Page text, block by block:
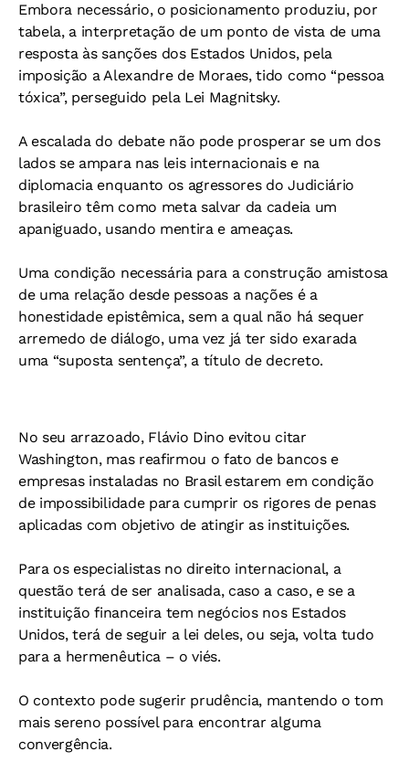
Embora necessário, o posicionamento produziu, por
tabela, a interpretação de um ponto de vista de uma
resposta às sanções dos Estados Unidos, pela
imposição a Alexandre de Moraes, tido como “pessoa
tóxica”, perseguido pela Lei Magnitsky.
A escalada do debate não pode prosperar se um dos
lados se ampara nas leis internacionais e na
diplomacia enquanto os agressores do Judiciário
brasileiro têm como meta salvar da cadeia um
apaniguado, usando mentira e ameaças.
Uma condição necessária para a construção amistosa
de uma relação desde pessoas a nações é a
honestidade epistêmica, sem a qual não há sequer
arremedo de diálogo, uma vez já ter sido exarada
uma “suposta sentença”, a título de decreto.
No seu arrazoado, Flávio Dino evitou citar
Washington, mas reafirmou o fato de bancos e
empresas instaladas no Brasil estarem em condição
de impossibilidade para cumprir os rigores de penas
aplicadas com objetivo de atingir as instituições.
Para os especialistas no direito internacional, a
questão terá de ser analisada, caso a caso, e se a
instituição financeira tem negócios nos Estados
Unidos, terá de seguir a lei deles, ou seja, volta tudo
para a hermenêutica – o viés.
O contexto pode sugerir prudência, mantendo o tom
mais sereno possível para encontrar alguma
convergência.